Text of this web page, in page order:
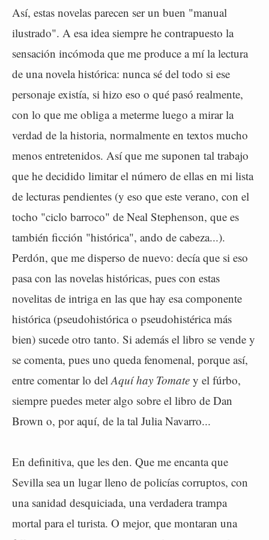
Así, estas novelas parecen ser un buen "manual
ilustrado". A esa idea siempre he contrapuesto la
sensación incómoda que me produce a mí la lectura
de una novela histórica: nunca sé del todo si ese
personaje existía, si hizo eso o qué pasó realmente,
con lo que me obliga a meterme luego a mirar la
verdad de la historia, normalmente en textos mucho
menos entretenidos. Así que me suponen tal trabajo
que he decidido limitar el número de ellas en mi lista
de lecturas pendientes (y eso que este verano, con el
tocho "ciclo barroco" de Neal Stephenson, que es
también ficción "histórica", ando de cabeza...).
Perdón, que me disperso de nuevo: decía que si eso
pasa con las novelas históricas, pues con estas
novelitas de intriga en las que hay esa componente
histórica (pseudohistórica o pseudohistérica más
bien) sucede otro tanto. Si además el libro se vende y
se comenta, pues uno queda fenomenal, porque así,
entre comentar lo delAquí hay Tomate y el fúrbo,
siempre puedes meter algo sobre el libro de Dan
Brown o, por aquí, de la tal Julia Navarro...
En definitiva, que les den. Que me encanta que
Sevilla sea un lugar lleno de policías corruptos, con
una sanidad desquiciada, una verdadera trampa
mortal para el turista. O mejor, que montaran una